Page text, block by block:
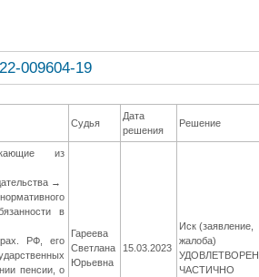
009604-19
Судья
Дата
решения
Решение
из
→
в
РФ, его
пенсии, о
Гареева
Светлана
Юрьевна
15.03.2023
Иск (заявление,
жалоба)
УДОВЛЕТВОРЕН
ЧАСТИЧНО